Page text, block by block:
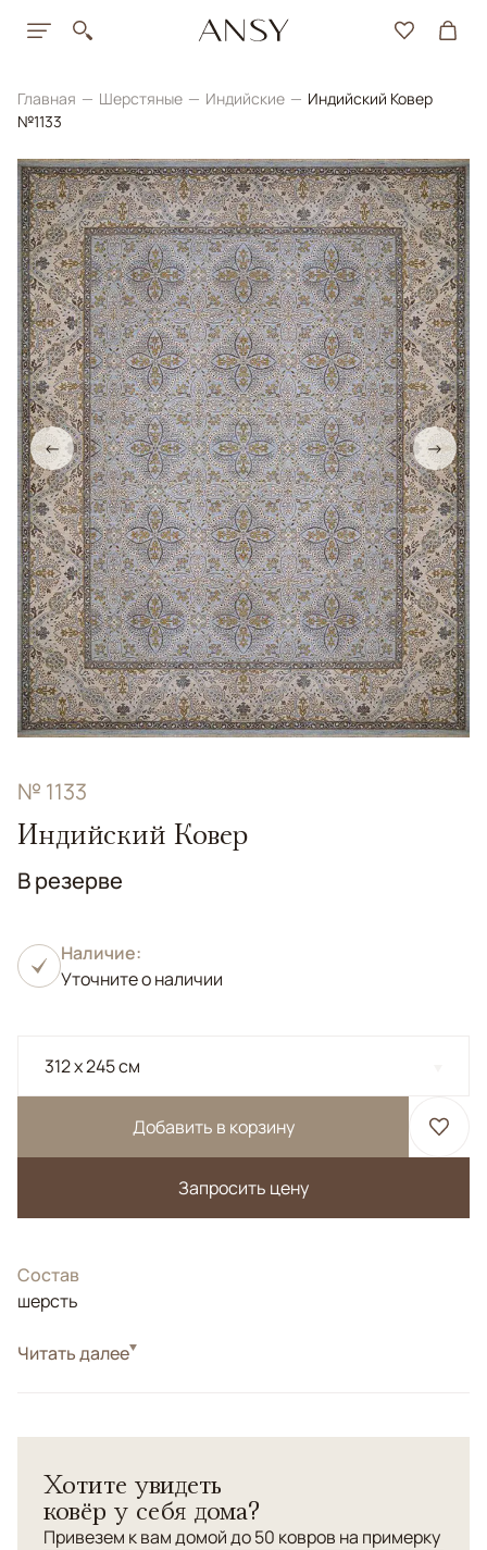
Главная Шерстяные Индийские
Индийский Ковер
№1133
← →
№ 1133
Индийский Ковер
В резерве
Наличие:
Уточните о наличии
312 x 245 см
Добавить в корзину
Запросить цену
Состав
шерсть
ЦветаГолубой
Соткан в Агре.<br>Новозеландская шерсть высшей
Читать далее
Хотите увидеть
ковёр у себя дома?
Привезем к вам домой до 50 ковров на примерку